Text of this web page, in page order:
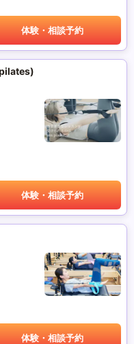
体験・相談予約
体験・相談予約
体験・相談予約